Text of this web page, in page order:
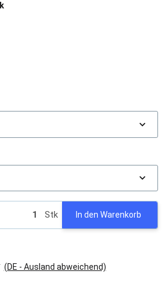
Stk In den Warenkorb
(DE - Ausland abweichend)